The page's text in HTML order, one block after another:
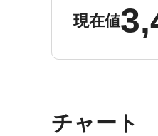
現在値
チャート